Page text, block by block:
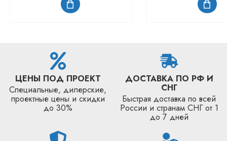
ЦЕНЫ ПОД ПРОЕКТ
Специальные, дилерские,
проектные цены и скидки
до 30%
ДОСТАВКА ПО РФ И
СНГ
Быстрая доставка по всей
России и странам СНГ от 1
до 7 дней